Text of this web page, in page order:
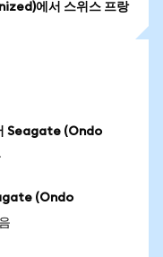
에서 스위스 프랑
Seagate (Ondo
(Ondo